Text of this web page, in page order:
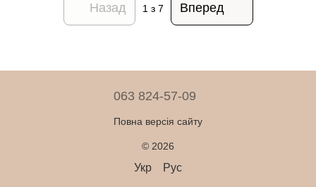
Назад 1 з 7 Вперед
063 824-57-09
Повна версія сайту
© 2026
Укр Рус